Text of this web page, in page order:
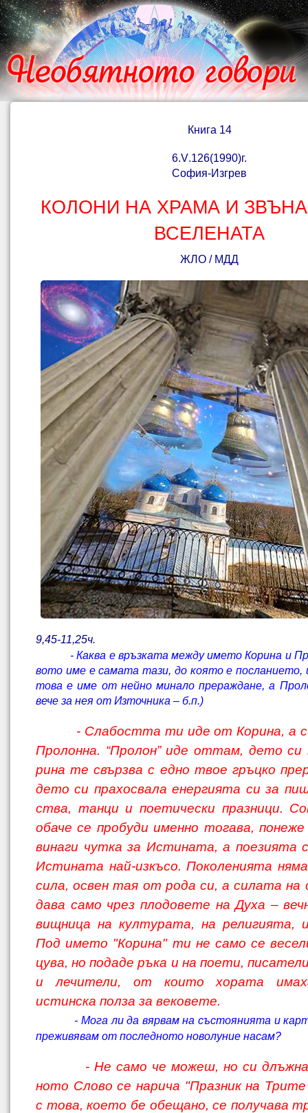
Книга 14
6.V.126(1990)г.
София-Изгрев
КОЛОНИ НА ХРАМА И
ВСЕЛЕНАТА
ЖЛО / МДД
9,45-11,25ч.
- Каква е връзката между името Корина и
вото име е самата тази, до която е посланието,
това е име от нейно минало прераждане, а
вече за нея от Източника – б.п.)
- Слабостта ти иде от Корина, а
Пролонна. “Пролон” иде оттам, дето си
рина те свързва с едно твое гръцко
дето си прахосвала енергията си за
ства, танци и поетически празници.
обаче се пробуди именно тогава,
винаги чутка за Истината, а поезията
Истината най-изкъсо. Поколенията
сила, освен тая от рода си, а силата на
дава само чрез плодовете на Духа –
вищница на културата, на религията,
Под името "Корина" ти не само се
цува, но подаде ръка и на поети,
и лечители, от които хората
истинска полза за вековете.
- Мога ли да вярвам на състоянията и
преживявам от последното новолуние насам?
- Не само че можеш, но си
ното Слово се нарича "Празник на
с това, което бе обещано, се получава